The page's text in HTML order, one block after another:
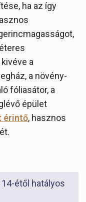
ha az így
a
a növény-
fóliasátor, a
épület
érintő, hasznos
étől hatályos